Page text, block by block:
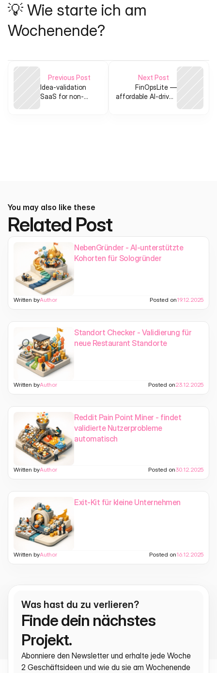
💡 Wie starte ich am
Wochenende?
Previous Post
Idea-validation
SaaS for non-
Next Post
FinOpsLite —
affordable AI-driven
You may also like these
Related Post
NebenGründer - AI-unterstützte
Kohorten für Sologründer
Written byAuthor Posted on19.12.2025
Standort Checker - Validierung für
neue Restaurant Standorte
Written byAuthor Posted on23.12.2025
Reddit Pain Point Miner - findet
validierte Nutzerprobleme
automatisch
Written byAuthor Posted on30.12.2025
Exit-Kit für kleine Unternehmen
Written byAuthor Posted on16.12.2025
Was hast du zu verlieren?
Finde dein nächstes
Projekt.
Abonniere den Newsletter und erhalte jede Woche
2 Geschäftsideen und wie du sie am Wochenende